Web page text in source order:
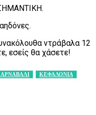
ντράβαλα 12
εσείς θα χάσετε!
ΚΕΦΑΛΟΝΙΑ